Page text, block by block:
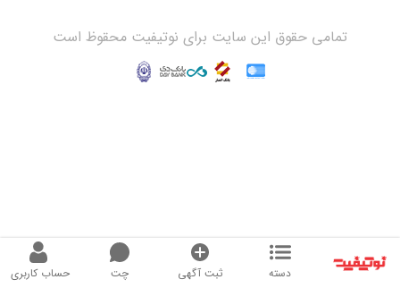
دسته ثبت آگهی چت حساب کاربری
تمامی حقوق این سایت برای نوتیفیت محقوظ است